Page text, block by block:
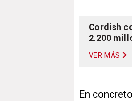
Cordish
2.200
VER MÁS
En